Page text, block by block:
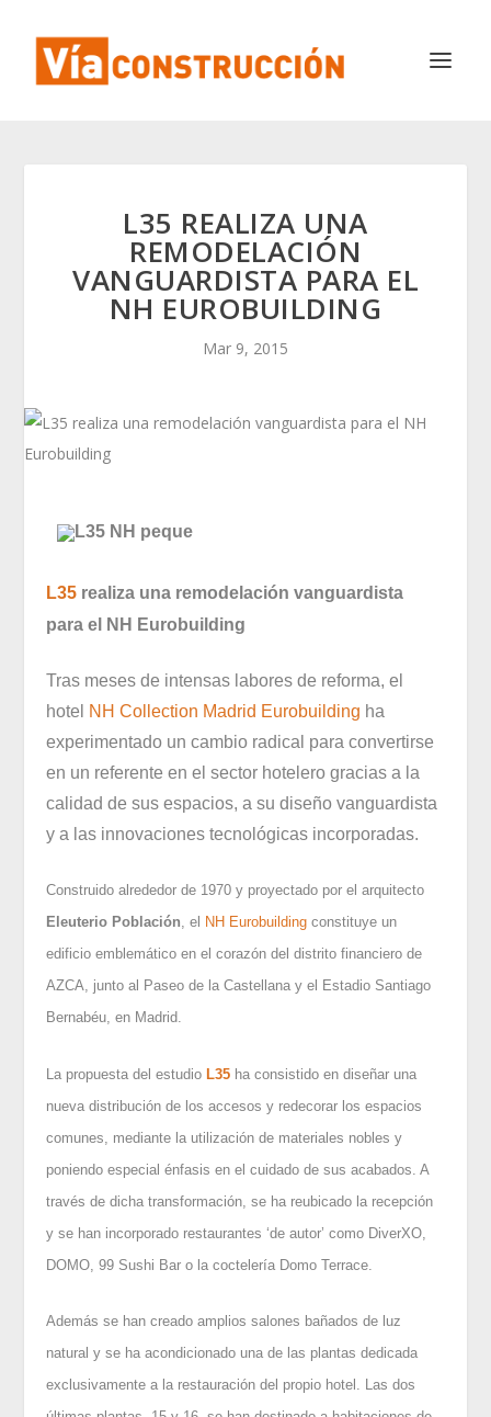
L35 REALIZA UNA
REMODELACIÓN
VANGUARDISTA PARA EL
NH EUROBUILDING
Mar 9, 2015
L35 realiza una remodelación vanguardista
para el NH Eurobuilding
Tras meses de intensas labores de reforma, el
hotel NH Collection Madrid Eurobuilding ha
experimentado un cambio radical para convertirse
en un referente en el sector hotelero gracias a la
calidad de sus espacios, a su diseño vanguardista
y a las innovaciones tecnológicas incorporadas.
Construido alrededor de 1970 y proyectado por el arquitecto
Eleuterio Población, el NH Eurobuilding constituye un
edificio emblemático en el corazón del distrito financiero de
AZCA, junto al Paseo de la Castellana y el Estadio Santiago
Bernabéu, en Madrid.
La propuesta del estudioL35 ha consistido en diseñar una
nueva distribución de los accesos y redecorar los espacios
comunes, mediante la utilización de materiales nobles y
poniendo especial énfasis en el cuidado de sus acabados. A
través de dicha transformación, se ha reubicado la recepción
y se han incorporado restaurantes ‘de autor’ como DiverXO,
DOMO, 99 Sushi Bar o la coctelería Domo Terrace.
Además se han creado amplios salones bañados de luz
natural y se ha acondicionado una de las plantas dedicada
exclusivamente a la restauración del propio hotel. Las dos